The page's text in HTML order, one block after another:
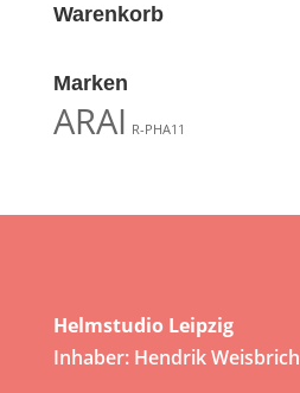
Warenkorb
Marken
ARAI R-PHA11
Helmstudio Leipzig
Inhaber: Hendrik Weisbrich